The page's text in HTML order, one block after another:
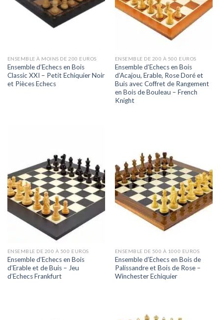
ENSEMBLE À MOINS DE 200 EUROS
Ensemble d’Echecs en Bois
Classic XXI – Petit Echiquier Noir
et Pièces Echecs
ENSEMBLE DE 200 À 500 EUROS
Ensemble d’Echecs en Bois
d’Acajou, Erable, Rose Doré et
Buis avec Coffret de Rangement
en Bois de Bouleau – French
Knight
ENSEMBLE DE 200 À 500 EUROS
Ensemble d’Echecs en Bois
d’Erable et de Buis – Jeu
d’Echecs Frankfurt
ENSEMBLE DE 500 À 1000 EUROS
Ensemble d’Echecs en Bois de
Palissandre et Bois de Rose –
Winchester Echiquier